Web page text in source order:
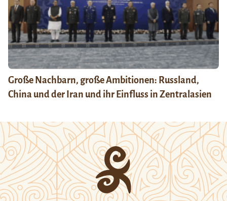
Große Nachbarn, große Ambitionen: Russland,
China und der Iran und ihr Einfluss in Zentralasien